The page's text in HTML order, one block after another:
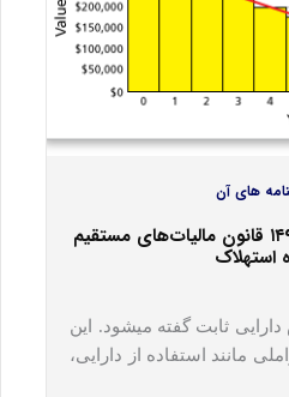
های آن
بخشنامه اصلاحی ماده ۱۴۹ قانون مالیات‎های مستقیم
استهلاک
استهلاک به کاهش ارزش دارایی ثابت گفته می‎شود. این
مانند استفاده از دارایی،